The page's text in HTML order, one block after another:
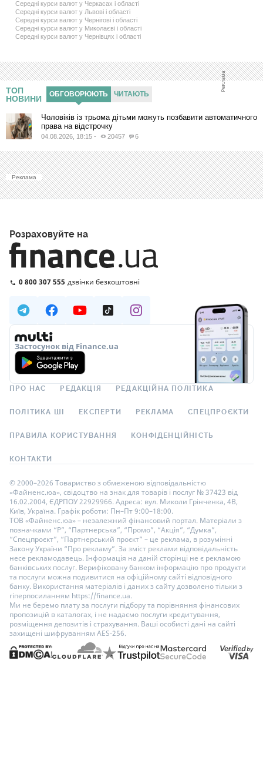
Середні курси валют у Черкасах і області
Середні курси валют у Львові і області
Середні курси валют у Чернігові і області
Середні курси валют у Миколаєві і області
Середні курси валют у Чернiвцях і області
ТОП
НОВИНИ
ОБГОВОРЮЮТЬ ЧИТАЮТЬ
Чоловіків із трьома дітьми можуть позбавити автоматичного
права на відстрочку
04.08.2026, 18:15 - 20457 6
Реклама
Розраховуйте на
0 800 307 555 дзвінки безкоштовні
Застосунок від Finance.ua
ПРО НАС РЕДАКЦІЯ РЕДАКЦІЙНА ПОЛІТИКА
ПОЛІТИКА ШІ ЕКСПЕРТИ РЕКЛАМА СПЕЦПРОЄКТИ
ПРАВИЛА КОРИСТУВАННЯ КОНФІДЕНЦІЙНІСТЬ
КОНТАКТИ
© 2000–2026 Товариство з обмеженою відповідальністю
«Файненс.юа», свідоцтво на знак для товарів і послуг № 37423 від
16.02.2004, ЄДРПОУ 22929966. Адреса: вул. Миколи Грінченка, 4В,
Київ, Україна. Графік роботи: Пн–Пт 9:00–18:00.
ТОВ «Файненс.юа» – незалежний фінансовий портал. Матеріали з
позначками “Р”, “Партнерська”, “Промо”, “Акція”, “Думка”,
“Спецпроєкт”, “Партнерський проєкт” – це реклама, в розумінні
Закону України “Про рекламу”. За зміст реклами відповідальність
несе рекламодавець. Інформація на даній сторінці не є рекламою
банківських послуг. Верифіковану банком інформацію про продукти
та послуги можна подивитися на офіційному сайті відповідного
банку. Використання матеріалів і даних з сайту дозволено тільки з
гіперпосиланням https://finance.ua.
Ми не беремо плату за послуги підбору та порівняння фінансових
пропозицій в каталогах, і не надаємо послуги кредитування,
розміщення депозитів і страхування. Ваші особисті дані на сайті
захищені шифруванням AES-256.